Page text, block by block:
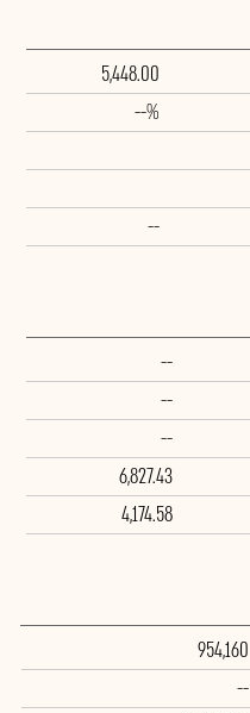
5,448.00
--%
--
--
--
--
6,827.43
4,174.58
954,160
--